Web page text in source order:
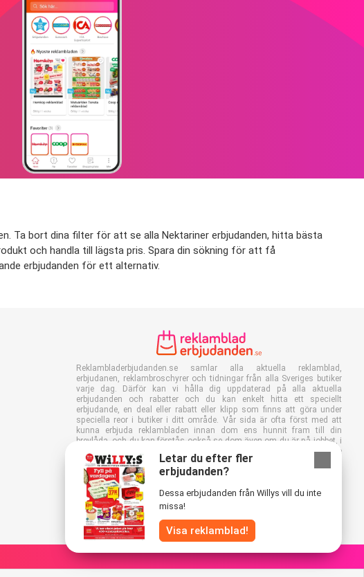
Ta bort dina filter för att se alla Nektariner erbjudanden, hitta bästa
och handla till lägsta pris. Spara din sökning för att få
erbjudanden för ett alternativ.
Letar du efter fler
erbjudanden?
Dessa erbjudanden från Willys vill du inte
missa!
Visa reklamblad!
Reklambladerbjudanden.se samlar alla aktuella reklamblad,
erbjudanen, reklambroschyrer och tidningar från alla Sveriges butiker
varje dag. Därför kan vi hålla dig uppdaterad på alla aktuella
erbjudanden och rabatter och du kan enkelt hitta ett speciellt
erbjudande, en deal eller rabatt eller klipp som finns att göra under
speciella reor i butiker i ditt område. Vår sida är ofta först med att
kunna erbjuda reklambladen innan dom ens hunnit fram till din
brevlåda. och du kan förstås också se dom även om du är på jobbet, i
skolan eller står mitt i en butik. Lägg till Reklambladerbjudanden.se
som en favorit och spara både tid och pengar. Genom att få dina
reklamblad online så sparar du också in papper vilket är bra för vår
miljö.